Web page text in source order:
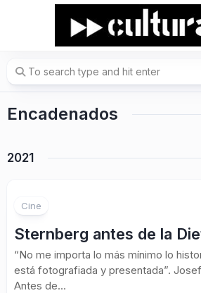
Encadenados
2021
Cine
Sternberg antes de la
“No me importa lo más mínimo lo
está fotografiada y presentada”.
Antes de...